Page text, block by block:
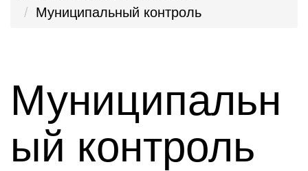
Муниципальный контроль
Муниципальн
ый контроль